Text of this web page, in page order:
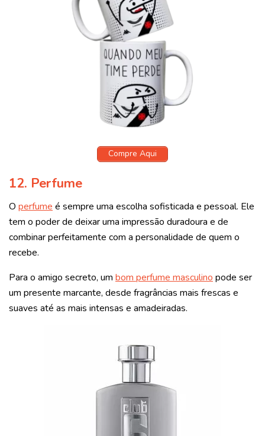
Compre Aqui
12. Perfume
O perfume é sempre uma escolha sofisticada e pessoal. Ele
tem o poder de deixar uma impressão duradoura e de
combinar perfeitamente com a personalidade de quem o
recebe.
Para o amigo secreto, um bom perfume masculino pode ser
um presente marcante, desde fragrâncias mais frescas e
suaves até as mais intensas e amadeiradas.